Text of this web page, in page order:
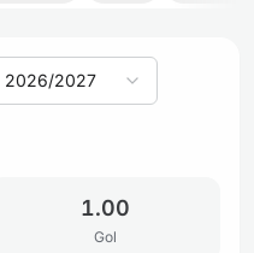
2026/2027
1.00
Gol